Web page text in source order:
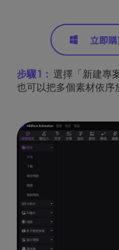
步驟 1： 選擇「新建專
也可以把多個素材依序